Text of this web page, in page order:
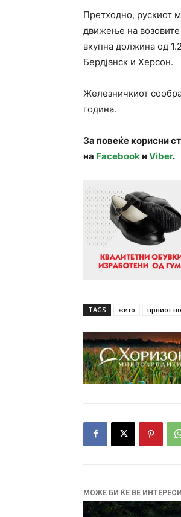
Претходно, рускиот
движење на
вкупна должина од
Бердјанск и Херсон.
Железничкиот
година.
За повеќе корисни
на FacebookиViber.
TAGS жито првиот
МОЖЕ БИ ЌЕ ВЕ